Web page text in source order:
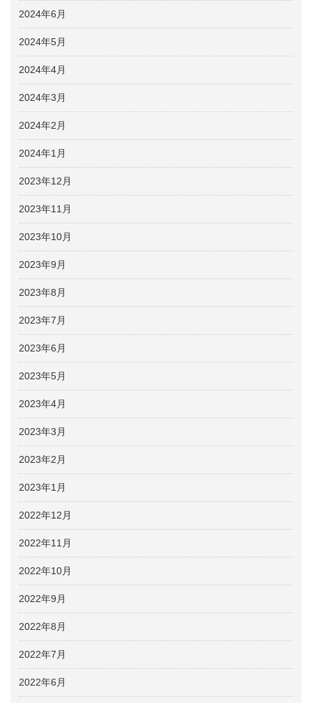
2024年6月
2024年5月
2024年4月
2024年3月
2024年2月
2024年1月
2023年12月
2023年11月
2023年10月
2023年9月
2023年8月
2023年7月
2023年6月
2023年5月
2023年4月
2023年3月
2023年2月
2023年1月
2022年12月
2022年11月
2022年10月
2022年9月
2022年8月
2022年7月
2022年6月